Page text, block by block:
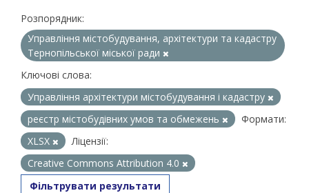
Розпорядник:
Управління містобудування, архітектури та кадастру
Тернопільської міської ради
Ключові слова:
Управління архітектури містобудування і кадастру
реєстр містобудівних умов та обмежень
Формати:
XLSX
Ліцензії:
Creative Commons Attribution 4.0
Фільтрувати результати